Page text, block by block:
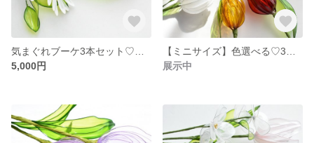
5,000円
展示中